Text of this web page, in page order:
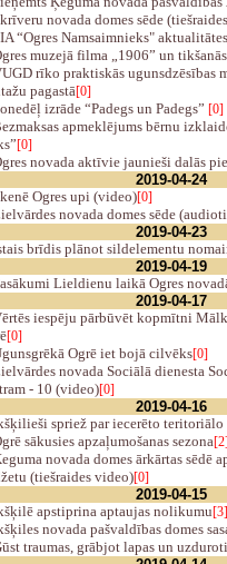
novada domes sēde
“Ogres Namsaimnieks" aktualitātes
muzejā filma „1906” un
rīko praktiskās ugunsdzēsības
pagastā[0]
izrāde “Padegs un Padegs” [0]
apmeklējums bērnu
[0]
novada aktīvie jaunieši dalās
2019-04-24
Ogres upi (video)[0]
novada domes sēde
2019-04-23
brīdis plānot sildelementu
2019-04-19
Lieldienu laikā Ogres
2019-04-17
iespēju pārbūvēt kopmītni
[0]
Ogrē iet bojā cilvēks[0]
novada Sociālā dienesta
- 10 (video)[0]
2019-04-16
spriež par iecerēto
sākusies apzaļumošanas sezona
novada domes ārkārtas sēdē
(tiešraides video)[0]
2019-04-15
apstiprina aptaujas nolikumu[3]
novada pašvaldības domes
traumas, grābjot lapas un